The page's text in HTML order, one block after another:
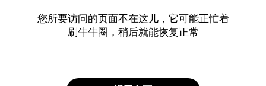
您所要访问的页面不在这儿，它可能正忙着
刷牛牛圈，稍后就能恢复正常